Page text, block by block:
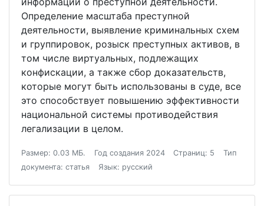
Определение масштаба преступной
деятельности, выявление криминальных схем
и группировок, розыск преступных активов, в
том числе виртуальных, подлежащих
конфискации, а также сбор доказательств,
которые могут быть использованы в суде, все
это способствует повышению эффективности
национальной системы противодействия
легализации в целом.
Размер: 0.03 МБ. Год создания 2024 Страниц: 5
Тип
документа: статья
Язык: русский